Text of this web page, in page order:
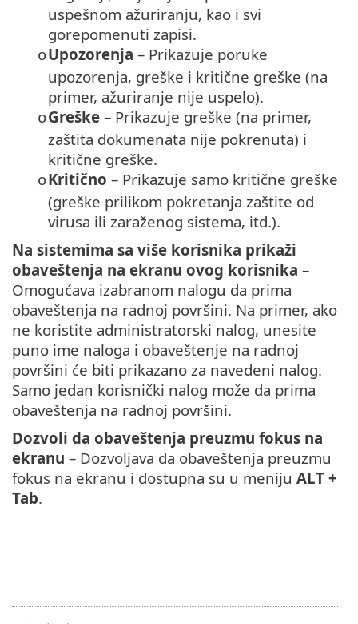
uspešnom ažuriranju, kao i svi
gorepomenuti zapisi.
oUpozorenja – Prikazuje poruke
upozorenja, greške i kritične greške (na
primer, ažuriranje nije uspelo).
oGreške – Prikazuje greške (na primer,
zaštita dokumenata nije pokrenuta) i
kritične greške.
oKritično – Prikazuje samo kritične greške
(greške prilikom pokretanja zaštite od
virusa ili zaraženog sistema, itd.).
Na sistemima sa više korisnika prikaži
obaveštenja na ekranu ovog korisnika –
Omogućava izabranom nalogu da prima
obaveštenja na radnoj površini. Na primer, ako
ne koristite administratorski nalog, unesite
puno ime naloga i obaveštenje na radnoj
površini će biti prikazano za navedeni nalog.
Samo jedan korisnički nalog može da prima
obaveštenja na radnoj površini.
Dozvoli da obaveštenja preuzmu fokus na
ekranu – Dozvoljava da obaveštenja preuzmu
fokus na ekranu i dostupna su u meniju ALT +
Tab.